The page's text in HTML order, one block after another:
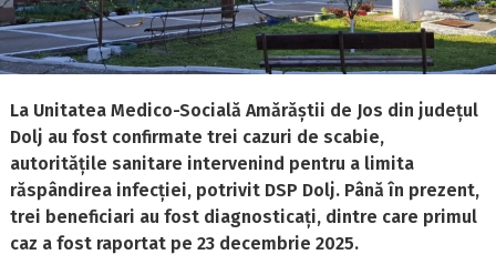
La Unitatea Medico-Socială Amărăștii de Jos din județul
Dolj au fost confirmate trei cazuri de scabie,
autoritățile sanitare intervenind pentru a limita
răspândirea infecției, potrivit DSP Dolj. Până în prezent,
trei beneficiari au fost diagnosticați, dintre care primul
caz a fost raportat pe 23 decembrie 2025.